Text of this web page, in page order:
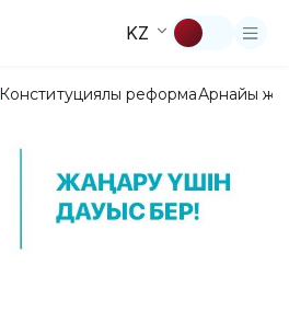
KZ
Конституциялық реформаАрнайы